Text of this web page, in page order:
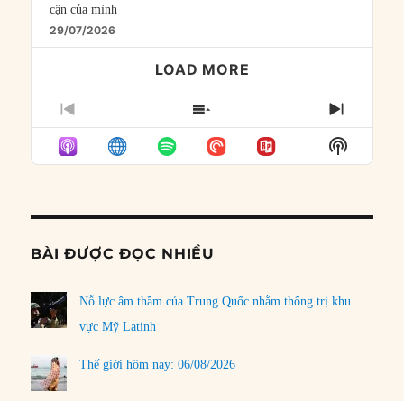
cận của mình
29/07/2026
LOAD MORE
PREVIOUS
EPISODE
SHOW
EPISODES
LIST
NEXT
Show
Podcast
BÀI ĐƯỢC ĐỌC NHIỀU
Nỗ lực âm thầm của Trung Quốc nhằm thống trị khu
vực Mỹ Latinh
Thế giới hôm nay: 06/08/2026